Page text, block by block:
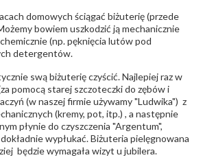
Szafir
Granat - 4 szt.
ok. 2.8 ct
Twój Jubiler S.C. Artur Węc, Małgorzata
domowych ściągać biżuterię (przede
bowiem uszkodzić ją mechanicznie
(np. pęknięcia lutów pod
detergentów.
swą biżuterię czyścić. Najlepiej raz w
pomocą starej szczoteczki do zębów i
(w naszej firmie używamy "Ludwika") z
(kremy, pot, itp.) , a następnie
płynie do czyszczenia "Argentum",
wypłukać. Biżuteria pielęgnowana
będzie wymagała wizyt u jubilera.